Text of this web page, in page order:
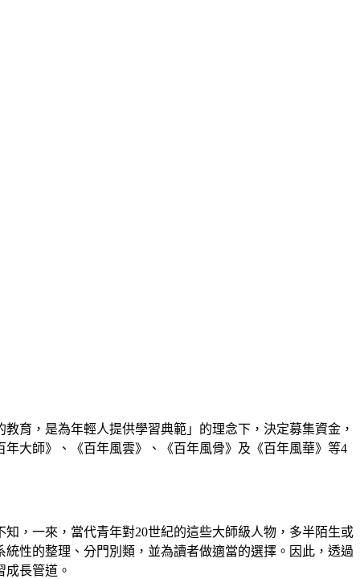
育，是為年輕人提供學習典範」的理念下，決定募集資金，
大師》、《百年風雲》、《百年風骨》及《百年風華》等4
，一來，當代青年對20世紀的這些大師級人物，多半陌生或
性的整理、分門別類，並為讀者做適當的選擇。因此，透過
長管道。